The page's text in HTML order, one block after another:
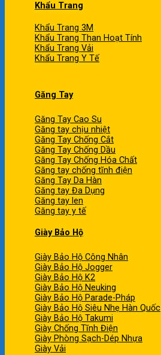
Khẩu Trang
Khẩu Trang 3M
Khẩu Trang Than Hoạt Tính
Khẩu Trang Vải
Khẩu Trang Y Tế
Găng Tay
Găng Tay Cao Su
Găng tay chịu nhiệt
Găng Tay Chống Cắt
Găng Tay Chống Dầu
Găng Tay Chống Hóa Chất
Găng tay chống tĩnh điện
Găng Tay Da Hàn
Găng tay Đa Dụng
Găng tay len
Găng tay y tế
Giày Bảo Hộ
Giày Bảo Hộ Công Nhân
Giày Bảo Hộ Jogger
Giày Bảo Hộ K2
Giày Bảo Hộ Neuking
Giày Bảo Hộ Parade-Pháp
Giày Bảo Hộ Siêu Nhẹ Hàn Quốc
Giày Bảo Hộ Takumi
Giày Chống Tĩnh Điện
Giày Phòng Sạch-Dép Nhựa
Giày Vải